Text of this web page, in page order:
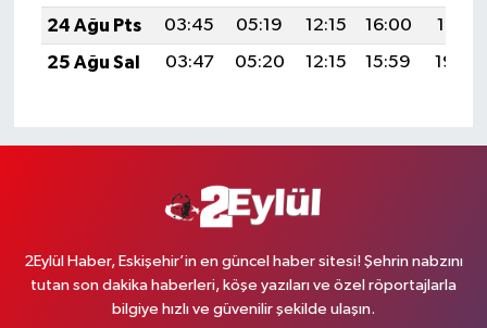
24 Ağu Pts
03:45 05:19 12:15 16:00
19:01
25 Ağu Sal
03:47 05:20 12:15 15:59 19:00
2Eylül Haber, Eskişehir’in en güncel haber sitesi! Şehrin nabzını
tutan son dakika haberleri, köşe yazıları ve özel röportajlarla
bilgiye hızlı ve güvenilir şekilde ulaşın.